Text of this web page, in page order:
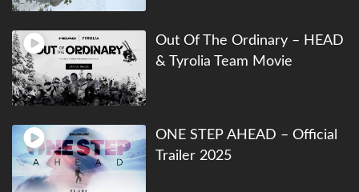
Out Of The Ordinary – HEAD
& Tyrolia Team Movie
ONE STEP AHEAD – Official
Trailer 2025